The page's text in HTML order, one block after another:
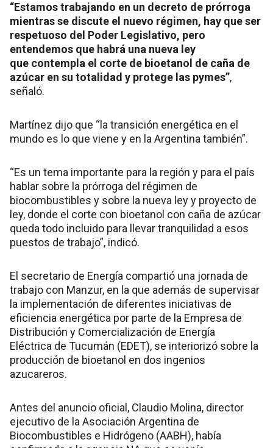
“Estamos trabajando en un decreto de prórroga
mientras se discute el nuevo régimen, hay que ser
respetuoso del Poder Legislativo, pero
entendemos que habrá una nueva ley
que contempla el corte de bioetanol de caña de
azúcar en su totalidad y protege las pymes”,
señaló.
Martínez dijo que “la transición energética en el
mundo es lo que viene y en la Argentina también”.
“Es un tema importante para la región y para el país
hablar sobre la prórroga del régimen de
biocombustibles y sobre la nueva ley y proyecto de
ley, donde el corte con bioetanol con caña de azúcar
queda todo incluido para llevar tranquilidad a esos
puestos de trabajo”, indicó.
El secretario de Energía compartió una jornada de
trabajo con Manzur, en la que además de supervisar
la implementación de diferentes iniciativas de
eficiencia energética por parte de la Empresa de
Distribución y Comercialización de Energía
Eléctrica de Tucumán (EDET), se interiorizó sobre la
producción de bioetanol en dos ingenios
azucareros.
Antes del anuncio oficial, Claudio Molina, director
ejecutivo de la Asociación Argentina de
Biocombustibles e Hidrógeno (AABH), había